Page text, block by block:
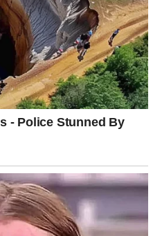
ona je menja u nešto dublje.
koje se ne
pod kontrolom, ali
Srce traži svoje.
razgovora o budućnosti.
pokazuje jasna